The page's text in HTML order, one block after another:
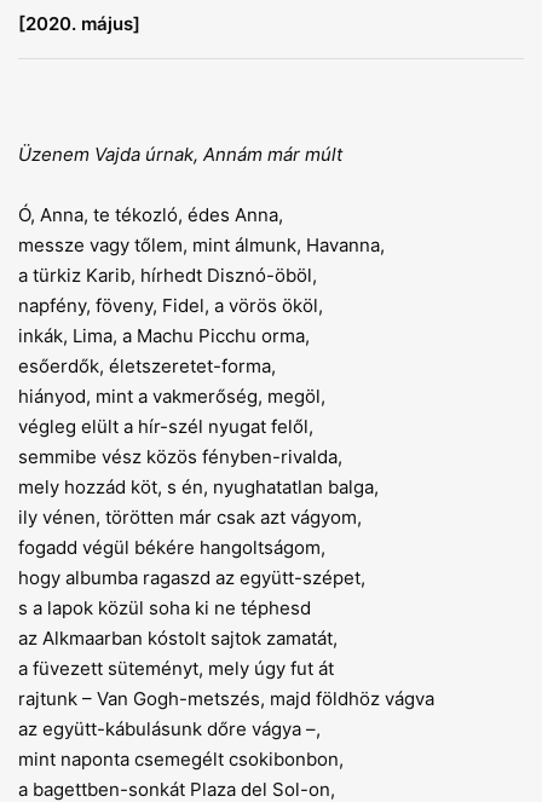
[2020. május]
Üzenem Vajda úrnak, Annám már múlt
Ó, Anna, te tékozló, édes Anna,
messze vagy tőlem, mint álmunk, Havanna,
a türkiz Karib, hírhedt Disznó-öböl,
napfény, föveny, Fidel, a vörös ököl,
inkák, Lima, a Machu Picchu orma,
esőerdők, életszeretet-forma,
hiányod, mint a vakmerőség, megöl,
végleg elült a hír-szél nyugat felől,
semmibe vész közös fényben-rivalda,
mely hozzád köt, s én, nyughatatlan balga,
ily vénen, törötten már csak azt vágyom,
fogadd végül békére hangoltságom,
hogy albumba ragaszd az együtt-szépet,
s a lapok közül soha ki ne téphesd
az Alkmaarban kóstolt sajtok zamatát,
a füvezett süteményt, mely úgy fut át
rajtunk – Van Gogh-metszés, majd földhöz vágva
az együtt-kábulásunk dőre vágya –,
mint naponta csemegélt csokibonbon,
a bagettben-sonkát Plaza del Sol-on,